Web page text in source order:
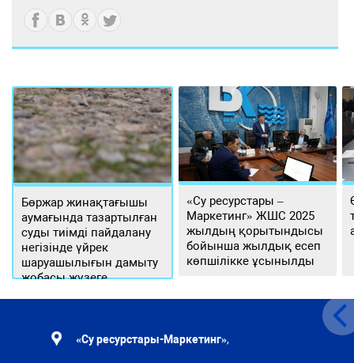
Бөржар жинақтағышы
аумағында тазартылған
суды тиімді пайдалану
негізінде үйрек
шаруашылығын дамыту
жобасы жүзеге
«Су ресурстары –
Маркетинг» ЖШС 2025
жылдың қорытындысы
бойынша жылдық есеп
көпшілікке ұсынылды
«Су ресурстары-Маркетинг»,